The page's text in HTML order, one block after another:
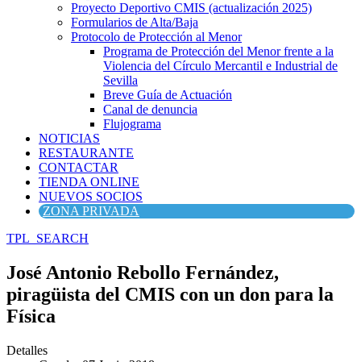
Proyecto Deportivo CMIS (actualización 2025)
Formularios de Alta/Baja
Protocolo de Protección al Menor
Programa de Protección del Menor frente a la
Violencia del Círculo Mercantil e Industrial de
Sevilla
Breve Guía de Actuación
Canal de denuncia
Flujograma
NOTICIAS
RESTAURANTE
CONTACTAR
TIENDA ONLINE
NUEVOS SOCIOS
ZONA PRIVADA
TPL_SEARCH
José Antonio Rebollo Fernández,
piragüista del CMIS con un don para la
Física
Detalles